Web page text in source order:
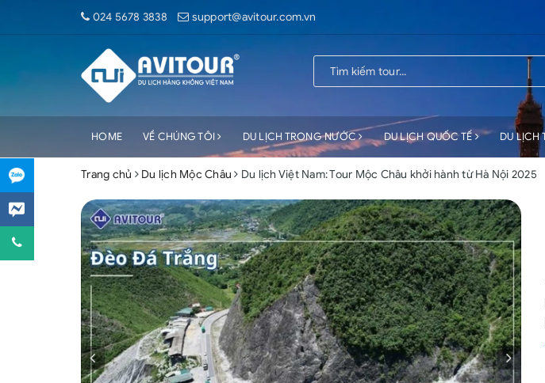
024 5678 3838 support@avitour.com.vn
HOME VỀ CHÚNG TÔI DU LỊCH TRONG NƯỚC DU LỊCH QUỐC TẾ DU LỊCH
Trang chủ Du lịch Mộc Châu Du lịch Việt Nam: Tour Mộc Châu khởi hành từ Hà Nội 2025